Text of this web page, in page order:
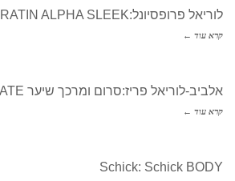
לוריאל פרופסיונל:KERATIN ALPHA SLEEK
קרא עוד ←
אלביב-לוריאל פריז:סרום ומרכך שיער ULTIMATE
קרא עוד ←
Schick: Schick BODY